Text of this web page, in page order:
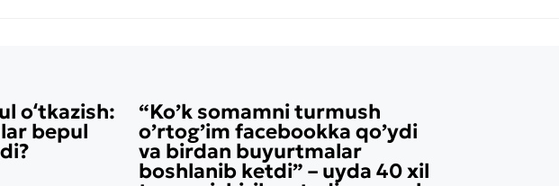
oʻtkazish:
bepul
“Ko’k somamni turmush
o’rtog’im facebookka qo’ydi
va birdan buyurtmalar
boshlanib ketdi” – uyda 40 xil